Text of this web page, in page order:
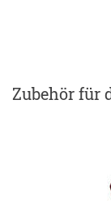
Zubehörfür